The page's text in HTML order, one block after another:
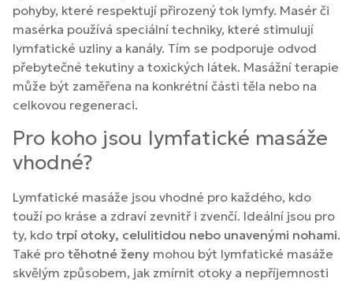
pohyby, které respektují přirozený tok lymfy. Masér či
masérka používá speciální techniky, které stimulují
lymfatické uzliny a kanály. Tím se podporuje odvod
přebytečné tekutiny a toxických látek. Masážní terapie
může být zaměřena na konkrétní části těla nebo na
celkovou regeneraci.
Pro koho jsou lymfatické masáže
vhodné?
Lymfatické masáže jsou vhodné pro každého, kdo
touží po kráse a zdraví zevnitř i zvenčí. Ideální jsou pro
ty, kdo trpí otoky, celulitidou nebo unavenými nohami.
Také pro těhotné ženy mohou být lymfatické masáže
skvělým způsobem, jak zmírnit otoky a nepříjemnosti